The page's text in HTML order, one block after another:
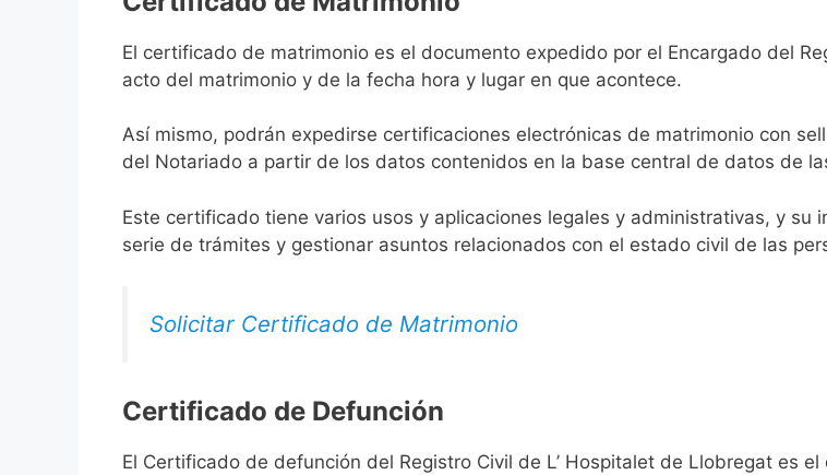
El certificado de matrimonio es el documento expedido por el Encargado del
acto del matrimonio y de la fecha hora y lugar en que acontece.
Así mismo, podrán expedirse certificaciones electrónicas de matrimonio con
del Notariado a partir de los datos contenidos en la base central de datos de
Este certificado tiene varios usos y aplicaciones legales y administrativas, y su
serie de trámites y gestionar asuntos relacionados con el estado civil de las
Solicitar Certificado de Matrimonio
Certificado de Defunción
El Certificado de defunción del Registro Civil de L’ Hospitalet de Llobregat es